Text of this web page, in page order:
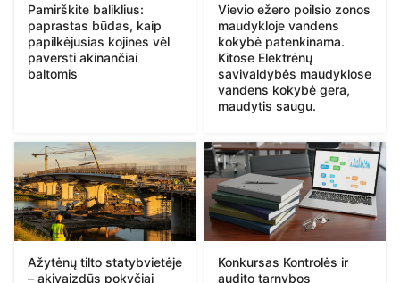
Pamirškite baliklius:
paprastas būdas, kaip
papilkėjusias kojines vėl
paversti akinančiai
baltomis
Vievio ežero poilsio zonos
maudykloje vandens
kokybė patenkinama.
Kitose Elektrėnų
savivaldybės maudyklose
vandens kokybė gera,
maudytis saugu.
Ažytėnų tilto statybvietėje
– akivaizdūs pokyčiai
Konkursas Kontrolės ir
audito tarnybos